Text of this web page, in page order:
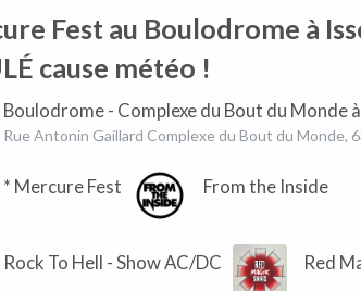
Fest au Boulodrome à
cause météo !
Boulodrome - Complexe du Bout du Monde
Rue Antonin Gaillard Complexe du Bout du Monde,
* Mercure Fest From the Inside
Rock To Hell - Show AC/DC Red